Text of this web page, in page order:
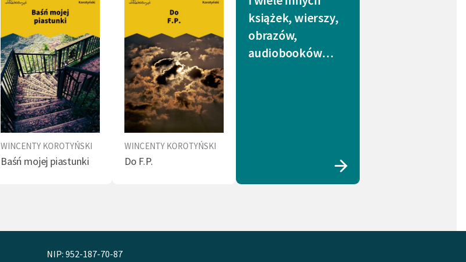
WINCENTY KOROTYŃSKI
Baśń mojej piastunki
WINCENTY KOROTYŃSKI
Do F.P.
książek, wierszy,
obrazów,
audiobooków…
NIP: 952-187-70-87